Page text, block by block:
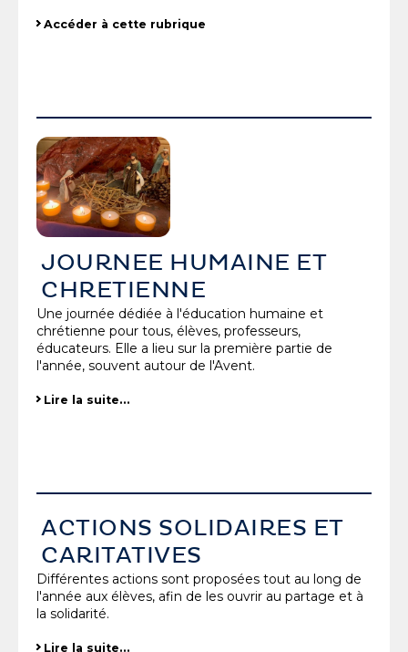
Accéder à cette rubrique
JOURNEE HUMAINE ET
CHRETIENNE
Une journée dédiée à l'éducation humaine et
chrétienne pour tous, élèves, professeurs,
éducateurs. Elle a lieu sur la première partie de
l'année, souvent autour de l'Avent.
Lire la suite…
ACTIONS SOLIDAIRES ET
CARITATIVES
Différentes actions sont proposées tout au long de
l'année aux élèves, afin de les ouvrir au partage et à
la solidarité.
Lire la suite…